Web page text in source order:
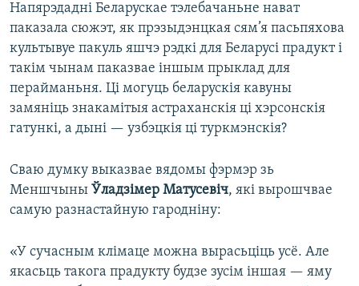
Напярэдадні Беларускае тэлебачаньне нават
паказала сюжэт, як прэзыдэнцкая сям’я пасьпяхова
культывуе пакуль яшчэ рэдкі для Беларусі прадукт і
такім чынам паказвае іншым прыклад для
перайманьня. Ці могуць беларускія кавуны
замяніць знакамітыя астраханскія ці хэрсонскія
гатункі, а дыні — узбэцкія ці туркмэнскія?
Сваю думку выказвае вядомы фэрмэр зь
Меншчыны Ўладзімер Матусевіч, які вырошчвае
самую разнастайную гародніну:
«У сучасным клімаце можна вырасьціць усё. Але
якасьць такога прадукту будзе зусім іншая — яму